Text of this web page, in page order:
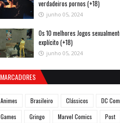
verdadeiros pornos (+18)
junho 05, 2024
Os 10 melhores Jogos
explícito (+18)
junho 05, 2024
MARCADORES
Animes Brasileiro Clássicos
DC
Games
Gringo Marvel Comics
Post